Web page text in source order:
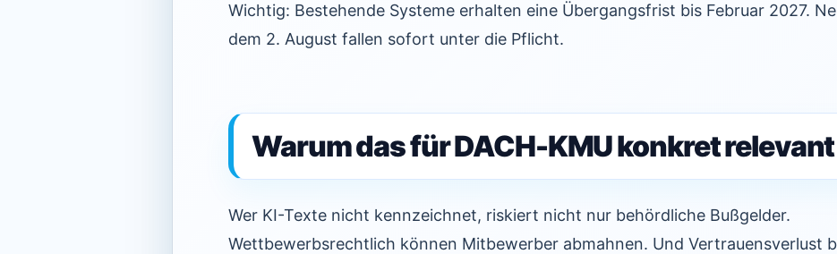
Wichtig: Bestehende Systeme erhalten eine Übergangsfrist bis Februar 2027.
dem 2. August fallen sofort unter die Pflicht.
Warum das für DACH-KMU konkret
Wer KI-Texte nicht kennzeichnet, riskiert nicht nur behördliche Bußgelder.
Wettbewerbsrechtlich können Mitbewerber abmahnen. Und Vertrauensverlust